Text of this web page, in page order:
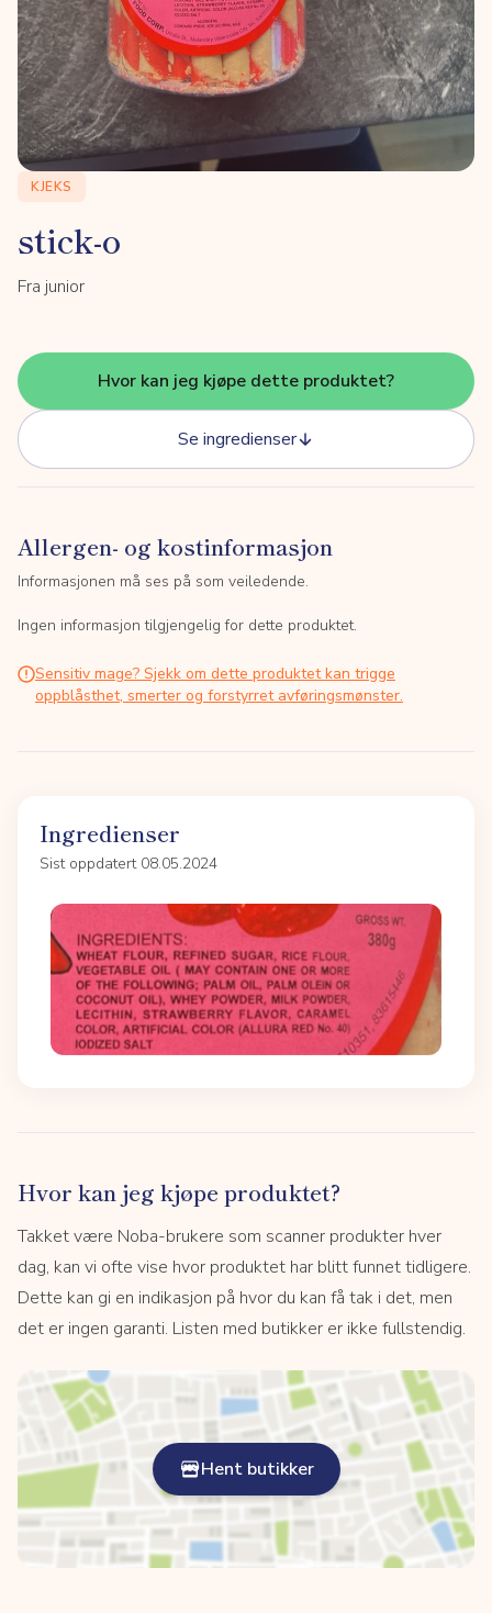
KJEKS
stick-o
Fra junior
Hvor kan jeg kjøpe dette produktet?
Se ingredienser
Allergen- og kostinformasjon
Informasjonen må ses på som veiledende.
Ingen informasjon tilgjengelig for dette produktet.
Sensitiv mage? Sjekk om dette produktet kan trigge
oppblåsthet, smerter og forstyrret avføringsmønster.
Ingredienser
Sist oppdatert 08.05.2024
Hvor kan jeg kjøpe produktet?
Takket være Noba-brukere som scanner produkter hver
dag, kan vi ofte vise hvor produktet har blitt funnet tidligere.
Dette kan gi en indikasjon på hvor du kan få tak i det, men
det er ingen garanti. Listen med butikker er ikke fullstendig.
Hent butikker